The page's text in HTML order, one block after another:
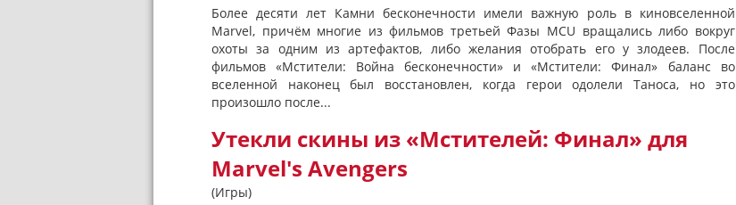
Более десяти лет Камни бесконечности имели важную роль в киновселенной
Marvel, причём многие из фильмов третьей Фазы MCU вращались либо вокруг
охоты за одним из артефактов, либо желания отобрать его у злодеев. После
фильмов «Мстители: Война бесконечности» и «Мстители: Финал» баланс во
вселенной наконец был восстановлен, когда герои одолели Таноса, но это
произошло после...
Утекли скины из «Мстителей: Финал» для
Marvel's Avengers
(Игры)